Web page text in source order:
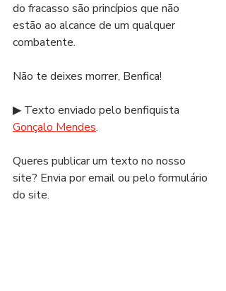
do fracasso são princípios que não
estão ao alcance de um qualquer
combatente.
Não te deixes morrer, Benfica!
▶ Texto enviado pelo benfiquista
Gonçalo Mendes.
Queres publicar um texto no nosso
site? Envia por email ou pelo formulário
do site.